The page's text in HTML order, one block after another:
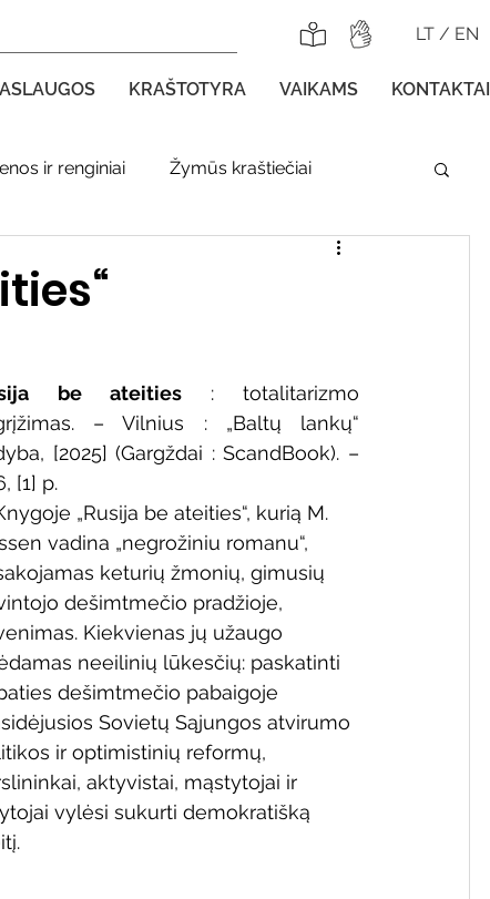
LT / EN
KRAŠTOTYRA VAIKAMS KONTAKTAI
ir renginiai Žymūs kraštiečiai
Kilnojamos parodos
veikla Naujos knygos vaikams
bibliotekų renginiai
datos Mobilioji biblioteka
be ateities : totalitarizmo
– Vilnius : „Baltų lankų“
[2025] (Gargždai : ScandBook). –
[1] p.
„Rusija be ateities“, kurią M.
vadina „negrožiniu romanu“,
keturių žmonių, gimusių
dešimtmečio pradžioje,
Kiekvienas jų užaugo
neeilinių lūkesčių: paskatinti
dešimtmečio pabaigoje
Sovietų Sąjungos atvirumo
ir optimistinių reformų,
aktyvistai, mąstytojai ir
vylėsi sukurti demokratišką